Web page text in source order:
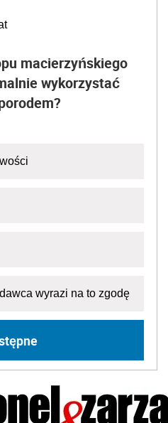
macierzyńskiego
wykorzystać
wyrazi na to zgodę